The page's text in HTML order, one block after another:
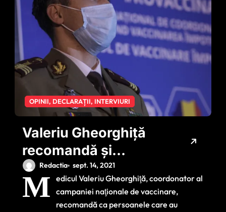
OPINII, DECLARAȚII, INTERVIURI
Valeriu Gheorghiţă
recomandă și
vaccinul anti-gripal
pe lângă cel
împotriva COVID
Redactia sept. 14, 2021
M edicul Valeriu Gheorghiţă, coordonator al
campaniei naţionale de vaccinare,
recomandă ca persoanele care au